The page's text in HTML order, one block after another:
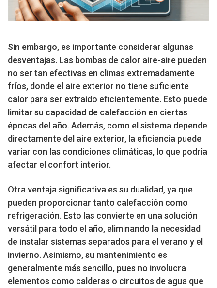
Sin embargo, es importante considerar algunas
desventajas. Las bombas de calor aire-aire pueden
no ser tan efectivas en climas extremadamente
fríos, donde el aire exterior no tiene suficiente
calor para ser extraído eficientemente. Esto puede
limitar su capacidad de calefacción en ciertas
épocas del año. Además, como el sistema depende
directamente del aire exterior, la eficiencia puede
variar con las condiciones climáticas, lo que podría
afectar el confort interior.
Otra ventaja significativa es su dualidad, ya que
pueden proporcionar tanto calefacción como
refrigeración. Esto las convierte en una solución
versátil para todo el año, eliminando la necesidad
de instalar sistemas separados para el verano y el
invierno. Asimismo, su mantenimiento es
generalmente más sencillo, pues no involucra
elementos como calderas o circuitos de agua que